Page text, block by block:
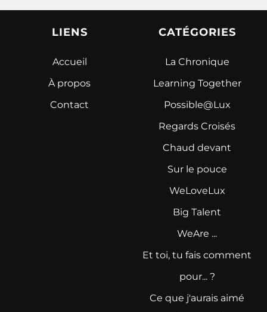
LIENS
Accueil
À propos
Contact
CATÉGORIES
La Chronique
Learning Together
Possible@Lux
Regards Croisés
Chaud devant
Sur le pouce
WeLoveLux
Big Talent
WeAre ...
Et toi, tu fais comment
pour... ?
Ce que j'aurais aimé